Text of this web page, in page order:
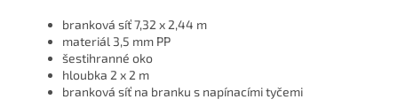
branková síť 7,32 x 2,44 m
materiál 3,5 mm PP
šestihranné oko
hloubka 2 x 2 m
branková síť na branku s napínacími tyčemi